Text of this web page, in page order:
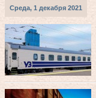
Среда, 1 декабря 2021